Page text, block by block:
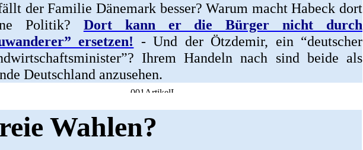
der Familie Dänemark besser? Warum macht Habeck dort
Politik? Dort kann er die Bürger nicht durch
ersetzen! - Und der Ötzdemir, ein “deutscher
Ihrem Handeln nach sind beide als
Deutschland anzusehen.
Wahlen?